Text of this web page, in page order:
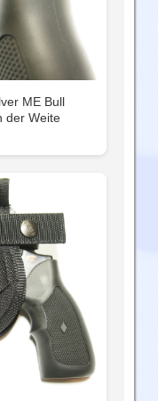
ME Bull
der Weite